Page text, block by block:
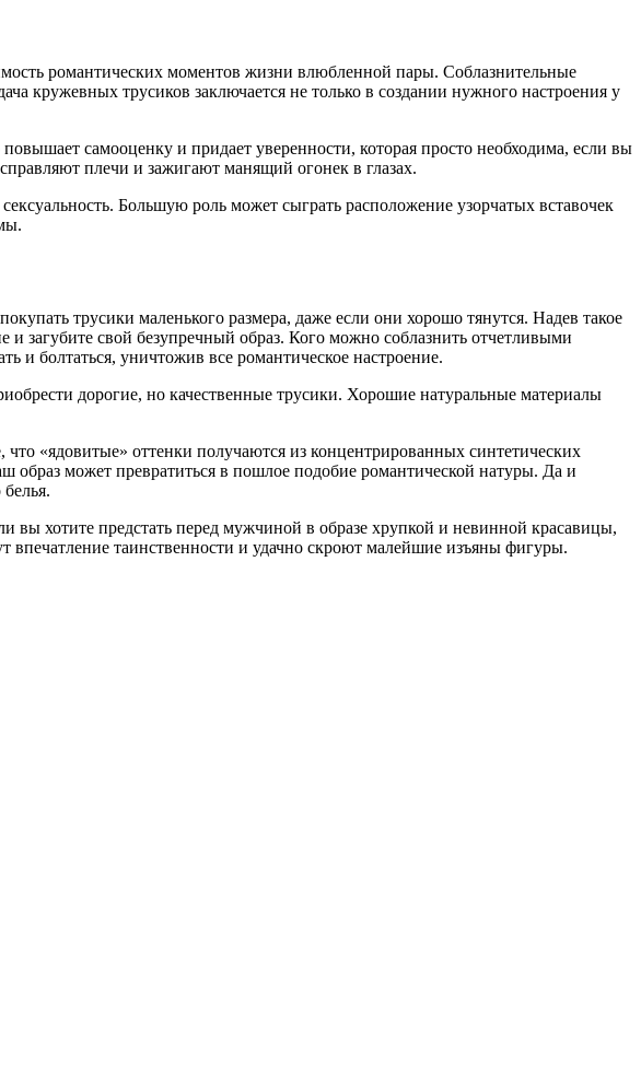
романтических моментов жизни влюбленной пары. Соблазнительные
кружевных трусиков заключается не только в создании нужного настроения у
самооценку и придает уверенности, которая просто необходима, если вы
плечи и зажигают манящий огонек в глазах.
Большую роль может сыграть расположение узорчатых вставочек
трусики маленького размера, даже если они хорошо тянутся. Надев такое
загубите свой безупречный образ. Кого можно соблазнить отчетливыми
и болтаться, уничтожив все романтическое настроение.
дорогие, но качественные трусики. Хорошие натуральные материалы
«ядовитые» оттенки получаются из концентрированных синтетических
образ может превратиться в пошлое подобие романтической натуры. Да и
хотите предстать перед мужчиной в образе хрупкой и невинной красавицы,
впечатление таинственности и удачно скроют малейшие изъяны фигуры.